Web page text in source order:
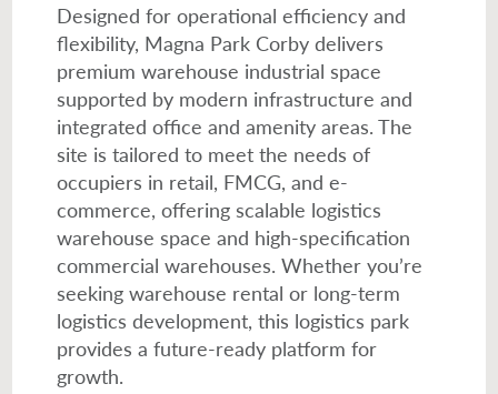
Designed for operational efficiency and
flexibility, Magna Park Corby delivers
premium warehouse industrial space
supported by modern infrastructure and
integrated office and amenity areas. The
site is tailored to meet the needs of
occupiers in retail, FMCG, and e-
commerce, offering scalable logistics
warehouse space and high-specification
commercial warehouses. Whether you’re
seeking warehouse rental or long-term
logistics development, this logistics park
provides a future-ready platform for
growth.